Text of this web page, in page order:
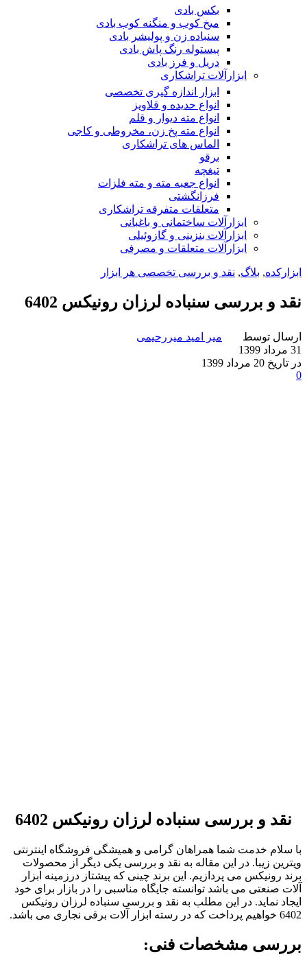
بکس بادی
میخ کوب و منگنه کوب بادی
سنباده زن و پولیشر بادی
پیستوله رنگ پاش بادی
دریل و فرز بادی
ابزارآلات تراشکاری
ابزار اندازه گیری تخصصی
انواع حدیده و قلاویز
انواع مته دیوار و قلم
انواع مته پخ زن، مخروطی و کاجی
الماس های تراشکاری
برقو
تیغچه
انواع جعبه مته و مته فلزات
فرزانگشتی
متعلقات متفرقه تراشکاری
ابزارآلات ساختمانی و باغبانی
ابزارآلات بنزینی و گازوئیلی
ابزارآلات متعلقات و مصرفی
ابزارکده, بلاگ, نقد و بررسی تخصصی هر ابزار
نقد و بررسی سنباده لرزان رونیکس 6402
ارسال توسط
میر امید میررحیمی
31 مرداد 1399
در تاریخ 20 مرداد 1399
0
نقد و بررسی سنباده لرزان رونیکس 6402
با سلام خدمت شما همراهان گرامی و همیشگی فروشگاه اینترنتی
ویترین زیبا. در این مقاله به نقد و بررسی یکی دیگر از محصولات
برند رونیکس می پردازیم. این برند چینی که پیشتاز درزمینه ابزار
آلات صنعتی می باشد توانسته جایگاه مناسبی را در بازار برای خود
ایجاد نماید. در این مطلب به نقد و بررسی سنباده لرزان رونیکس
6402 خواهیم پرداخت که در رسته ابزار آلات برقی نجاری می باشد.
بررسی مشخصات فنی: